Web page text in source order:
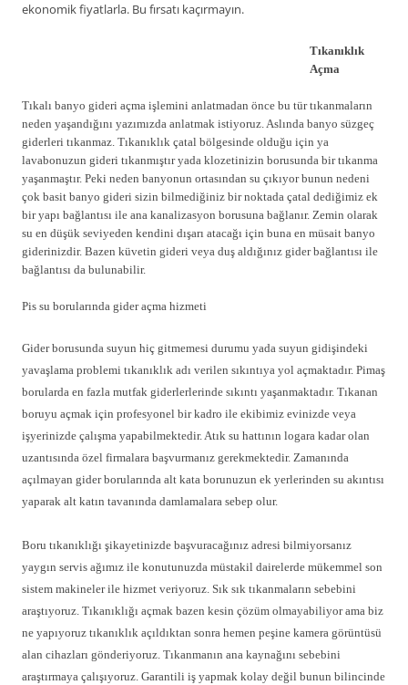
ekonomik fiyatlarla. Bu fırsatı kaçırmayın.
Tıkanıklık
Açma
Tıkalı banyo gideri açma işlemini anlatmadan önce bu tür tıkanmaların
neden yaşandığını yazımızda anlatmak istiyoruz. Aslında banyo süzgeç
giderleri tıkanmaz. Tıkanıklık çatal bölgesinde olduğu için ya
lavabonuzun gideri tıkanmıştır yada klozetinizin borusunda bir tıkanma
yaşanmaştır. Peki neden banyonun ortasından su çıkıyor bunun nedeni
çok basit banyo gideri sizin bilmediğiniz bir noktada çatal dediğimiz ek
bir yapı bağlantısı ile ana kanalizasyon borusuna bağlanır. Zemin olarak
su en düşük seviyeden kendini dışarı atacağı için buna en müsait banyo
giderinizdir. Bazen küvetin gideri veya duş aldığınız gider bağlantısı ile
bağlantısı da bulunabilir.
Pis su borularında gider açma hizmeti
Gider borusunda suyun hiç gitmemesi durumu yada suyun gidişindeki
yavaşlama problemi tıkanıklık adı verilen sıkıntıya yol açmaktadır. Pimaş
borularda en fazla mutfak giderlerlerinde sıkıntı yaşanmaktadır. Tıkanan
boruyu açmak için profesyonel bir kadro ile ekibimiz evinizde veya
işyerinizde çalışma yapabilmektedir. Atık su hattının logara kadar olan
uzantısında özel firmalara başvurmanız gerekmektedir. Zamanında
açılmayan gider borularında alt kata borunuzun ek yerlerinden su akıntısı
yaparak alt katın tavanında damlamalara sebep olur.
Boru tıkanıklığı şikayetinizde başvuracağınız adresi bilmiyorsanız
yaygın servis ağımız ile konutunuzda müstakil dairelerde mükemmel son
sistem makineler ile hizmet veriyoruz. Sık sık tıkanmaların sebebini
araştıyoruz. Tıkanıklığı açmak bazen kesin çözüm olmayabiliyor ama biz
ne yapıyoruz tıkanıklık açıldıktan sonra hemen peşine kamera görüntüsü
alan cihazları gönderiyoruz. Tıkanmanın ana kaynağını sebebini
araştırmaya çalışıyoruz. Garantili iş yapmak kolay değil bunun bilincinde